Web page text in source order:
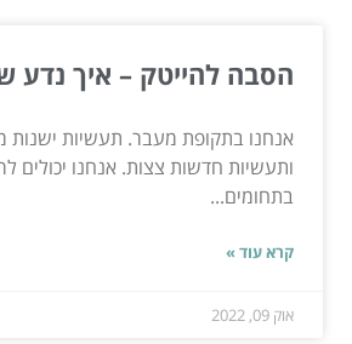
הסבה להייטק – איך נדע
אנחנו בתקופת מעבר. תעשיות
ותעשיות חדשות צצות. אנחנו יכולים
בתחומים...
קרא עוד »
אוק 09, 2022